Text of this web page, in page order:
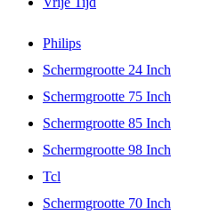
Philips
Schermgrootte 24 Inch
Schermgrootte 75 Inch
Schermgrootte 85 Inch
Schermgrootte 98 Inch
Tcl
Schermgrootte 70 Inch